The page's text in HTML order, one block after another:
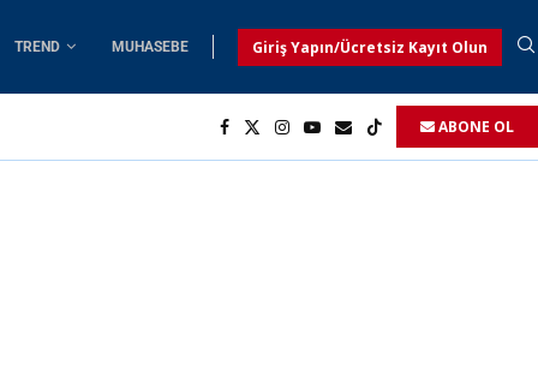
TREND MUHASEBE Giriş Yapın/Ücretsiz Kayıt Olun
ABONE OL